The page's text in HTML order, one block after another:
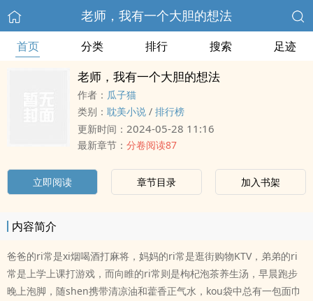
老师，我有一个大胆的想法
首页 分类 排行 搜索 足迹
老师，我有一个大胆的想法
作者： 瓜子猫
类别： 耽美小说 / 排行榜
更新时间： 2024-05-28 11:16
最新章节： 分卷阅读87
立即阅读 章节目录 加入书架
内容简介
爸爸的ri常是xi烟喝酒打麻将，妈妈的ri常是逛街购物KTV，弟弟的ri
常是上学上课打游戏，而向睢的ri常则是枸杞泡茶养生汤，早晨跑步
晚上泡脚，随shen携带清凉油和藿香正气水，kou袋中总有一包面巾